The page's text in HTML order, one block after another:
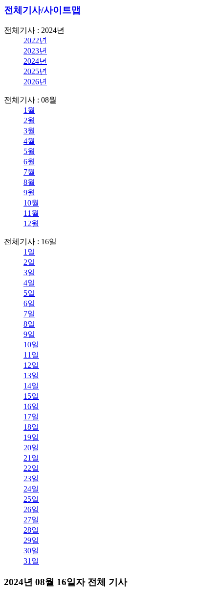
전체기사/사이트맵
전체기사 : 2024년
2022년
2023년
2024년
2025년
2026년
전체기사 : 08월
1월
2월
3월
4월
5월
6월
7월
8월
9월
10월
11월
12월
전체기사 : 16일
1일
2일
3일
4일
5일
6일
7일
8일
9일
10일
11일
12일
13일
14일
15일
16일
17일
18일
19일
20일
21일
22일
23일
24일
25일
26일
27일
28일
29일
30일
31일
2024년 08월 16일자 전체 기사